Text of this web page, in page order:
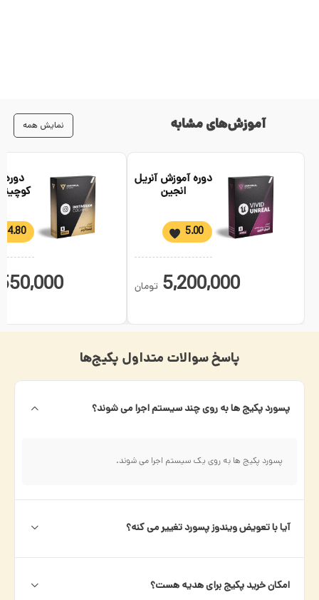
آموزش‌های مشابه نمایش همه
دوره آموزش آنریل
انجین
5.00
5,200,000 تومان
4.80
پاسخ سوالات متداول پکیج‌ها
پسورد پکیج ها به روی چند سیستم اجرا می شوند؟
پسورد پکیج ها به روی یک سیستم اجرا می شوند.
آیا با تعویض ویندوز پسورد تغییر می کنه؟
امکان خرید پکیج برای هدیه هست؟